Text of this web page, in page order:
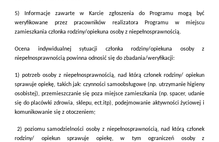
5) Informacje zawarte w Karcie zgłoszenia do Programu mogą być
weryfikowane przez pracowników realizatora Programu w miejscu
zamieszkania członka rodziny/opiekuna osoby z niepełnosprawnością.
Ocena indywidualnej sytuacji członka rodziny/opiekuna osoby z
niepełnosprawnością powinna odnosić się do zbadania/weryfikacji:
1) potrzeb osoby z niepełnosprawnością, nad którą członek rodziny/ opiekun
sprawuje opiekę, takich jak: czynności samoobsługowe (np. utrzymanie higieny
osobistej), przemieszczanie się poza miejsce zamieszkania (np. spacer, udanie
się do placówki zdrowia, sklepu, ect.itp), podejmowanie aktywności życiowej i
komunikowanie się z otoczeniem;
2) poziomu samodzielności osoby z niepełnosprawnością, nad którą członek
rodziny/ opiekun sprawuje opiekę, w tym ograniczeń osoby z